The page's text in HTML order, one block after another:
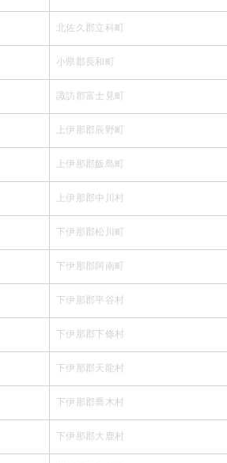
北佐久郡立科町
小県郡長和町
諏訪郡富士見町
上伊那郡辰野町
上伊那郡飯島町
上伊那郡中川村
下伊那郡松川町
下伊那郡阿南町
下伊那郡平谷村
下伊那郡下條村
下伊那郡天龍村
下伊那郡喬木村
下伊那郡大鹿村